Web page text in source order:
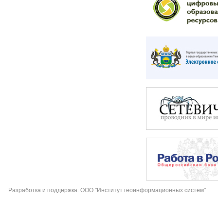
Разработка и поддержка: ООО "Институт геоинформационных систем"